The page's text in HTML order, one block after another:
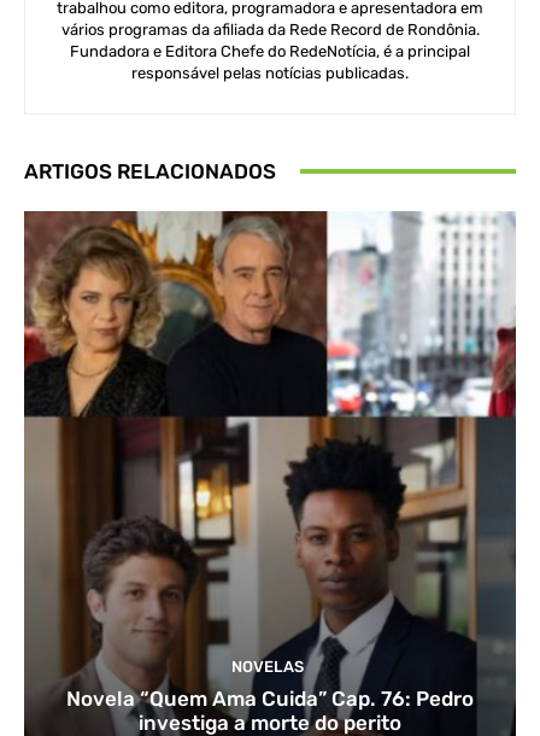
trabalhou como editora, programadora e apresentadora em
vários programas da afiliada da Rede Record de Rondônia.
Fundadora e Editora Chefe do RedeNotícia, é a principal
responsável pelas notícias publicadas.
ARTIGOS RELACIONADOS
NOVELAS
Novela “Quem Ama Cuida” Cap. 76: Pedro
investiga a morte do perito